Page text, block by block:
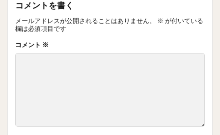
コメントを書く
メールアドレスが公開されることはありません。 ※ が付いている
欄は必須項目です
コメント ※